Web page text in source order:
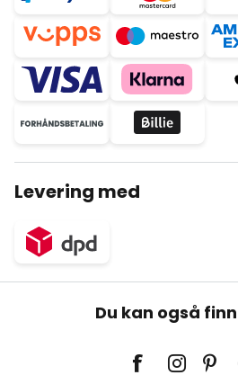
Levering med
Du kan også